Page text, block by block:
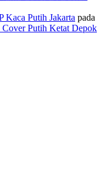
Putih Jakarta pada
Putih Ketat Depok